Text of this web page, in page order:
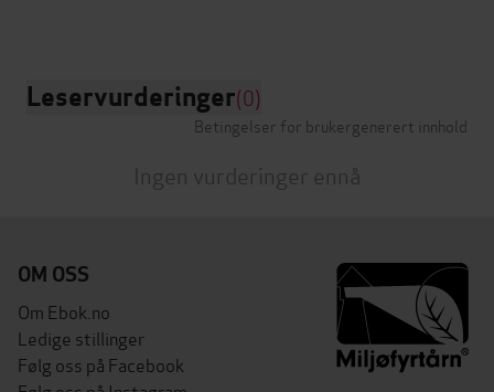
Leservurderinger(0)
Betingelser for brukergenerert innhold
Ingen vurderinger ennå
OM OSS
Om Ebok.no
Ledige stillinger
Følg oss på Facebook